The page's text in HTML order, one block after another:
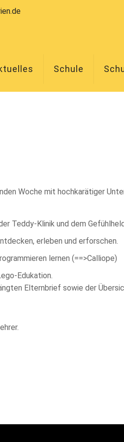
Schule
Woche mit hochkarätiger
Teddy-Klinik und dem
erleben und erforschen.
lernen (==>Calliope)
Edukation.
Elternbrief sowie der